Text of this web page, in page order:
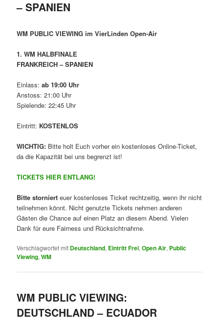
– SPANIEN
WM PUBLIC VIEWING im VierLinden Open-Air
1. WM HALBFINALE
FRANKREICH – SPANIEN
Einlass:ab 19:00 Uhr
Anstoss: 21:00 Uhr
Spielende: 22:45 Uhr
Eintritt: KOSTENLOS
WICHTIG: Bitte holt Euch vorher ein kostenloses Online-Ticket,
da die Kapazität bei uns begrenzt ist!
TICKETS HIER ENTLANG!
Bitte storniert euer kostenloses Ticket rechtzeitig, wenn ihr nicht
teilnehmen könnt. Nicht genutzte Tickets nehmen anderen
Gästen die Chance auf einen Platz an diesem Abend. Vielen
Dank für eure Fairness und Rücksichtnahme.
Verschlagwortet mit Deutschland, Eintritt Frei,Open Air, Public
Viewing,WM
WM PUBLIC VIEWING:
DEUTSCHLAND – ECUADOR